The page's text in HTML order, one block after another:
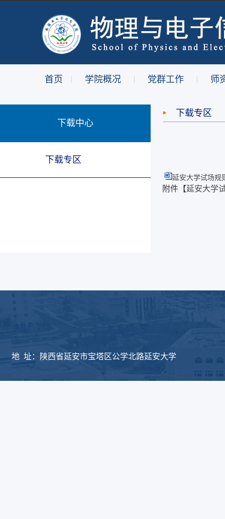
首页 | 学院概况 | 党群工作 | 师
下载中心
下载专区
下载专区
延安大学试场规
附件【延安大学
地 址：陕西省延安市宝塔区公学北路延安大学